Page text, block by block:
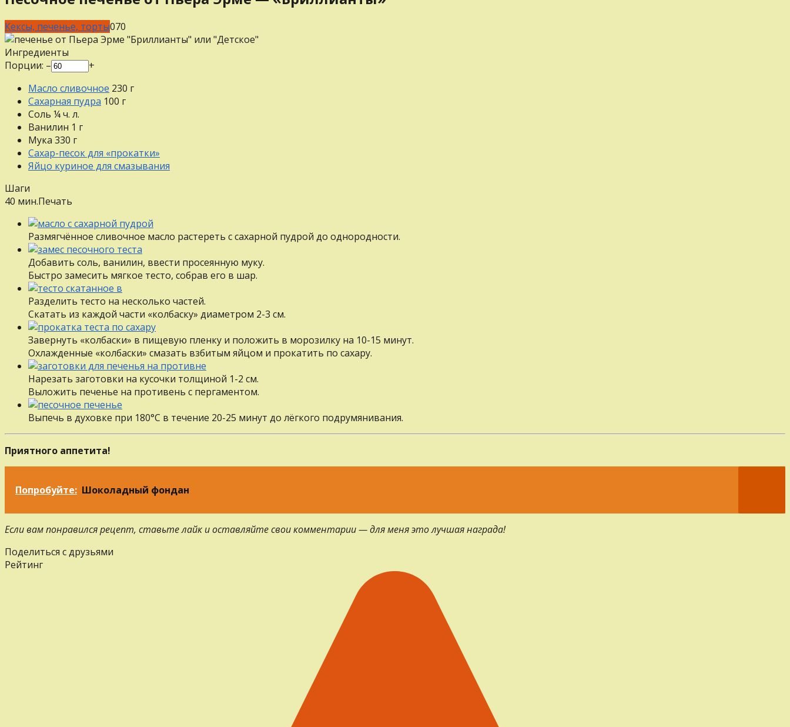
Кексы, печенье, торты070
Ингредиенты
Порции: –
+
Масло сливочное 230 г
Сахарная пудра 100 г
Соль ¼ч. л.
Ванилин 1 г
Мука 330 г
Сахар-песок для «прокатки»
Яйцо куриное для смазывания
Шаги
40 мин.Печать
Размягчённое сливочное масло растереть с сахарной пудрой до однородности.
Добавить соль, ванилин, ввести просеянную муку.
Быстро замесить мягкое тесто, собрав его в шар.
Разделить тесто на несколько частей.
Скатать из каждой части «колбаску» диаметром 2-3 см.
Завернуть «колбаски» в пищевую пленку и положить в морозилку на 10-15 минут.
Охлажденные «колбаски» смазать взбитым яйцом и прокатить по сахару.
Нарезать заготовки на кусочки толщиной 1-2 см.
Выложить печенье на противень с пергаментом.
Выпечь в духовке при 180°С в течение 20-25 минут до лёгкого подрумянивания.
Приятного аппетита!
Попробуйте: Шоколадный фондан
Если вам понравился рецепт, ставьте лайк и оставляйте свои комментарии — для меня это лучшая награда!
Поделиться с друзьями
Рейтинг